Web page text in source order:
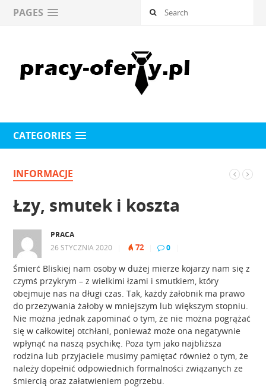
PAGES
CATEGORIES
INFORMACJE
Łzy, smutek i koszta
PRACA
26 STYCZNIA 2020
72 0
Śmierć Bliskiej nam osoby w dużej mierze kojarzy nam się z
czymś przykrym – z wielkimi łzami i smutkiem, który
obejmuje nas na długi czas. Tak, każdy żałobnik ma prawo
do przezywania żałoby w mniejszym lub większym stopniu.
Nie można jednak zapominać o tym, że nie można pogrążać
się w całkowitej otchłani, ponieważ może ona negatywnie
wpłynąć na naszą psychikę. Poza tym jako najbliższa
rodzina lub przyjaciele musimy pamiętać również o tym, że
należy dopełnić odpowiednich formalności związanych ze
śmiercią oraz załatwieniem pogrzebu.